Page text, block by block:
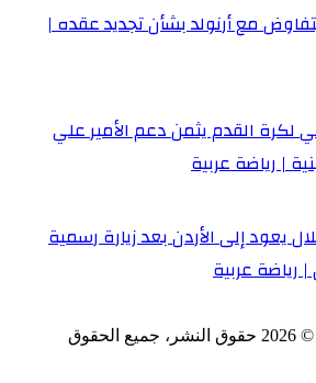
مع أرنولد بشأن تجديد عقده |
لكرة القدم يثمن دعم الأمير علي
| رياضة عربية
يعود إلى الأردن بعد زيارة رسمية
رياضة عربية
©
2026 حقوق النشر، جميع الحقوق